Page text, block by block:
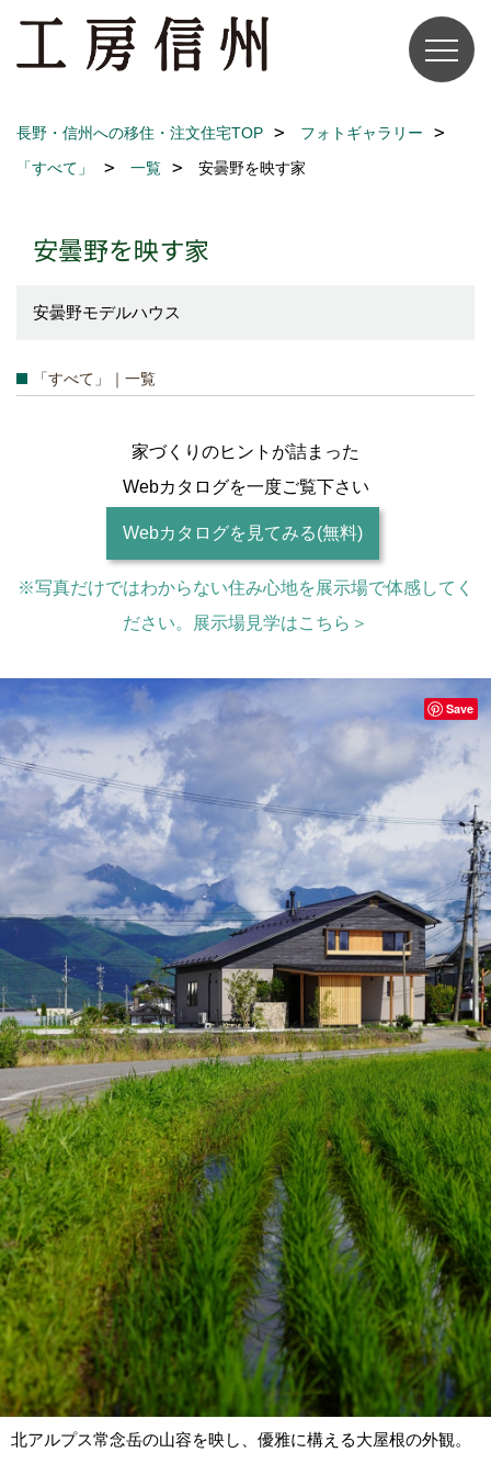
長野・信州への移住・注文住宅TOP
フォトギャラリー
「すべて」
一覧 安曇野を映す家
安曇野を映す家
安曇野モデルハウス
「すべて」｜一覧
家づくりのヒントが詰まった
Webカタログを一度ご覧下さい
Webカタログを見てみる(無料)
※写真だけではわからない住み心地を展示場で体感してく
ださい。展示場見学はこちら＞
北アルプス常念岳の山容を映し、優雅に構える大屋根の外観。
Save